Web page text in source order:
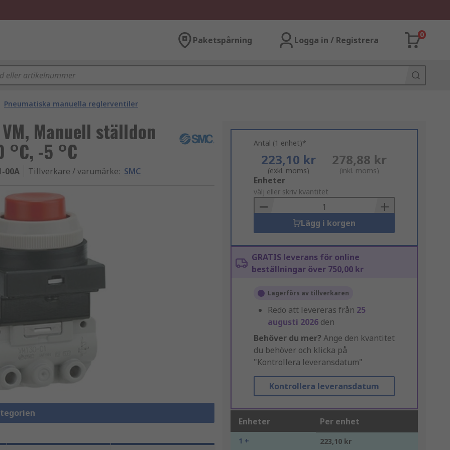
Paketspårning Logga in / Registrera
0
Pneumatiska manuella reglerventiler
Manuell ställdon
°C, -5 °C
00A Tillverkare / varumärke: SMC
Antal (1 enhet)*
223,10 kr
(exkl. moms)
278,88 kr
(inkl. moms)
Add
to
Basket
Enheter
välj eller skriv kvantitet
Lägg i korgen
GRATIS leverans för online
beställningar över 750,00 kr
Lagerförs av tillverkaren
Redo att levereras från 25
augusti 2026 den
Behöver du mer? Ange den kvantitet
du behöver och klicka på
"Kontrollera leveransdatum"
Kontrollera leveransdatum
Enheter Per enhet
1 + 223,10 kr